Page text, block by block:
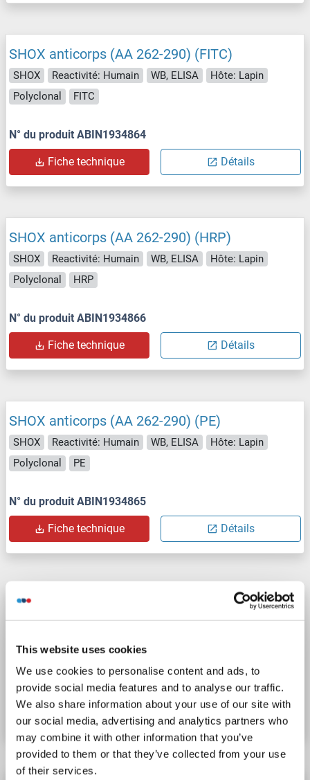
This website uses cookies
We use cookies to personalise content and ads, to
provide social media features and to analyse our traffic.
We also share information about your use of our site with
our social media, advertising and analytics partners who
may combine it with other information that you’ve
provided to them or that they’ve collected from your use
of their services.
SHOX anticorps (AA 262-290) (FITC)
SHOX Reactivité: Humain WB, ELISA
Hôte: Lapin
Polyclonal
FITC
N° du produit ABIN1934864
Fiche technique Détails
SHOX anticorps (AA 262-290) (HRP)
SHOX Reactivité: Humain WB, ELISA
Hôte: Lapin
Polyclonal
HRP
N° du produit ABIN1934866
Fiche technique Détails
SHOX anticorps (AA 262-290) (PE)
SHOX Reactivité: Humain WB, ELISA
Hôte: Lapin
Polyclonal
PE
N° du produit ABIN1934865
Fiche technique Détails
SHOX anticorps (AA 262-290) (Biotin)
Polyclonal
Biotin
N° du produit ABIN1934863
Fiche technique Détails